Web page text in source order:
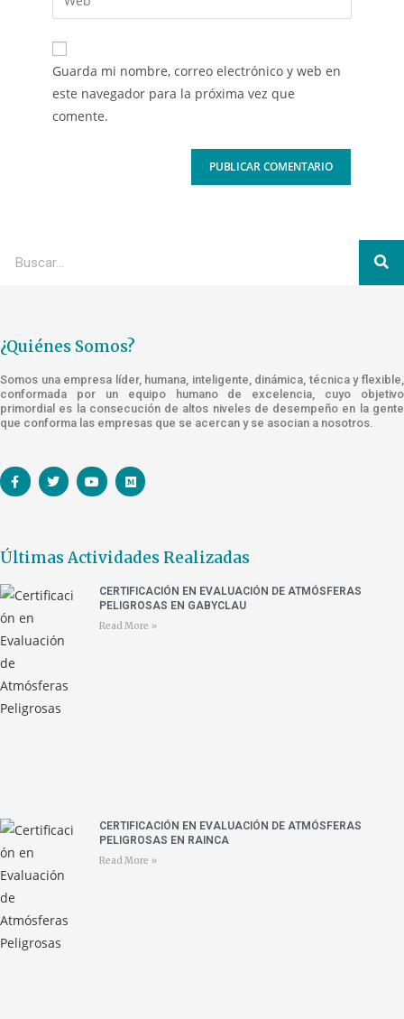
Guarda mi nombre, correo electrónico y web en
este navegador para la próxima vez que
comente.
¿Quiénes Somos?
Somos una empresa líder, humana, inteligente, dinámica, técnica y flexible,
conformada por un equipo humano de excelencia, cuyo objetivo
primordial es la consecución de altos niveles de desempeño en la gente
que conforma las empresas que se acercan y se asocian a nosotros.
Últimas Actividades Realizadas
CERTIFICACIÓN EN EVALUACIÓN DE ATMÓSFERAS
PELIGROSAS EN GABYCLAU
Read More »
CERTIFICACIÓN EN EVALUACIÓN DE ATMÓSFERAS
PELIGROSAS EN RAINCA
Read More »